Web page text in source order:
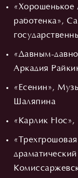
«Хорошенькое
работенка»,
«Давным-
Аркадия
«Есенин»,
Шаляпина
«Карлик